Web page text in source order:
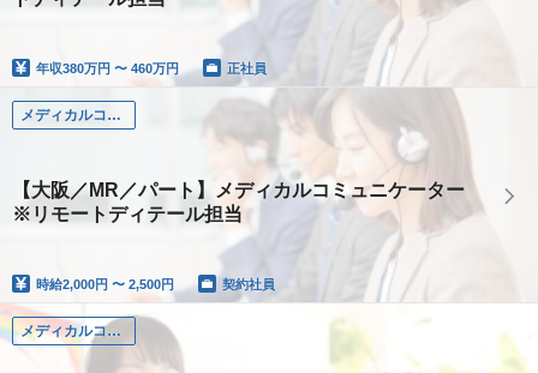
年収380万円 〜 460万円 正社員
メディカルコミュニケーター（MR）
【大阪／MR／パート】メディカルコミュニケーター
※リモートディテール担当
時給2,000円 〜 2,500円 契約社員
メディカルコミュニケーター（看護師）